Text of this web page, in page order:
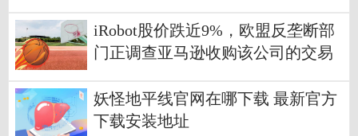
iRobot股价跌近9%，欧盟反垄断部
门正调查亚马逊收购该公司的交易
妖怪地平线官网在哪下载 最新官方
下载安装地址